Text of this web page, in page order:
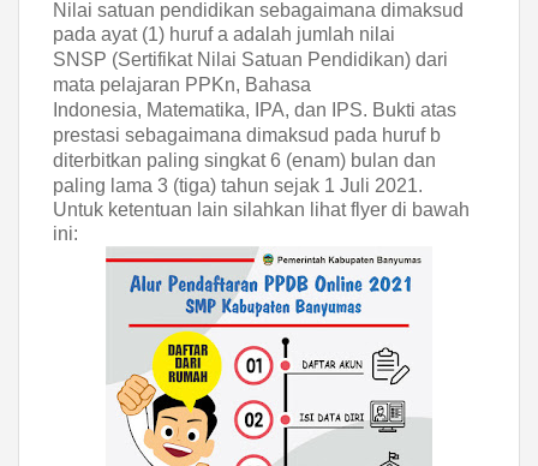
Nilai satuan pendidikan sebagaimana dimaksud
pada ayat (1) huruf a adalah jumlah nilai
SNSP (Sertifikat Nilai Satuan Pendidikan) dari
mata pelajaran PPKn, Bahasa
Indonesia, Matematika, IPA, dan IPS. Bukti atas
prestasi sebagaimana dimaksud pada huruf b
diterbitkan paling singkat 6 (enam) bulan dan
paling lama 3 (tiga) tahun sejak 1 Juli 2021.
Untuk ketentuan lain silahkan lihat flyer di bawah
ini: